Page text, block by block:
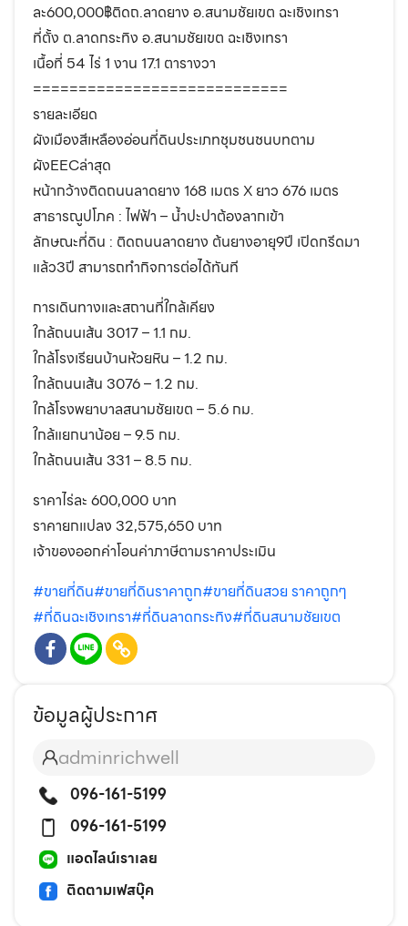
ละ600,000฿ติดถ.ลาดยาง อ.สนามชัยเขต ฉะเชิงเทรา
ที่ตั้ง ต.ลาดกระทิง อ.สนามชัยเขต ฉะเชิงเทรา
เนื้อที่ 54 ไร่ 1 งาน 17.1 ตารางวา
============================
รายละเอียด
ผังเมืองสีเหลืองอ่อนที่ดินประเภทชุมชนชนบทตาม
ผังEECล่าสุด
หน้ากว้างติดถนนลาดยาง 168 เมตร X ยาว 676 เมตร
สาธารณูปโภค : ไฟฟ้า – น้ำปะปาต้องลากเข้า
ลักษณะที่ดิน : ติดถนนลาดยาง ต้นยางอายุ9ปี เปิดกรีดมา
แล้ว3ปี สามารถทำกิจการต่อได้ทันที
การเดินทางและสถานที่ใกล้เคียง
ใกล้ถนนเส้น 3017 – 1.1 กม.
ใกล้โรงเรียนบ้านห้วยหิน – 1.2 กม.
ใกล้ถนนเส้น 3076 – 1.2 กม.
ใกล้โรงพยาบาลสนามชัยเขต – 5.6 กม.
ใกล้แยกนาน้อย – 9.5 กม.
ใกล้ถนนเส้น 331 – 8.5 กม.
ราคาไร่ละ 600,000 บาท
ราคายกแปลง 32,575,650 บาท
เจ้าของออกค่าโอนค่าภาษีตามราคาประเมิน
#ขายที่ดิน#ขายที่ดินราคาถูก#ขายที่ดินสวย ราคาถูกๆ
#ที่ดินฉะเชิงเทรา#ที่ดินลาดกระทิง#ที่ดินสนามชัยเขต
ข้อมูลผู้ประกาศ
adminrichwell
096-161-5199
096-161-5199
แอดไลน์เราเลย
ติดตามเฟสบุ๊ค